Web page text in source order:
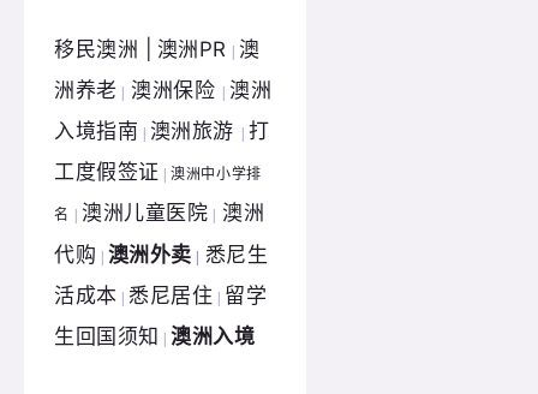
移民澳洲 | 澳洲PR 澳
洲养老 澳洲保险 |澳洲
入境指南 澳洲旅游
打
工度假签证
|澳洲中小学排
名 |澳洲儿童医院 澳洲
代购 澳洲外卖 悉尼生
活成本 |悉尼居住 留学
生回国须知
澳洲入境